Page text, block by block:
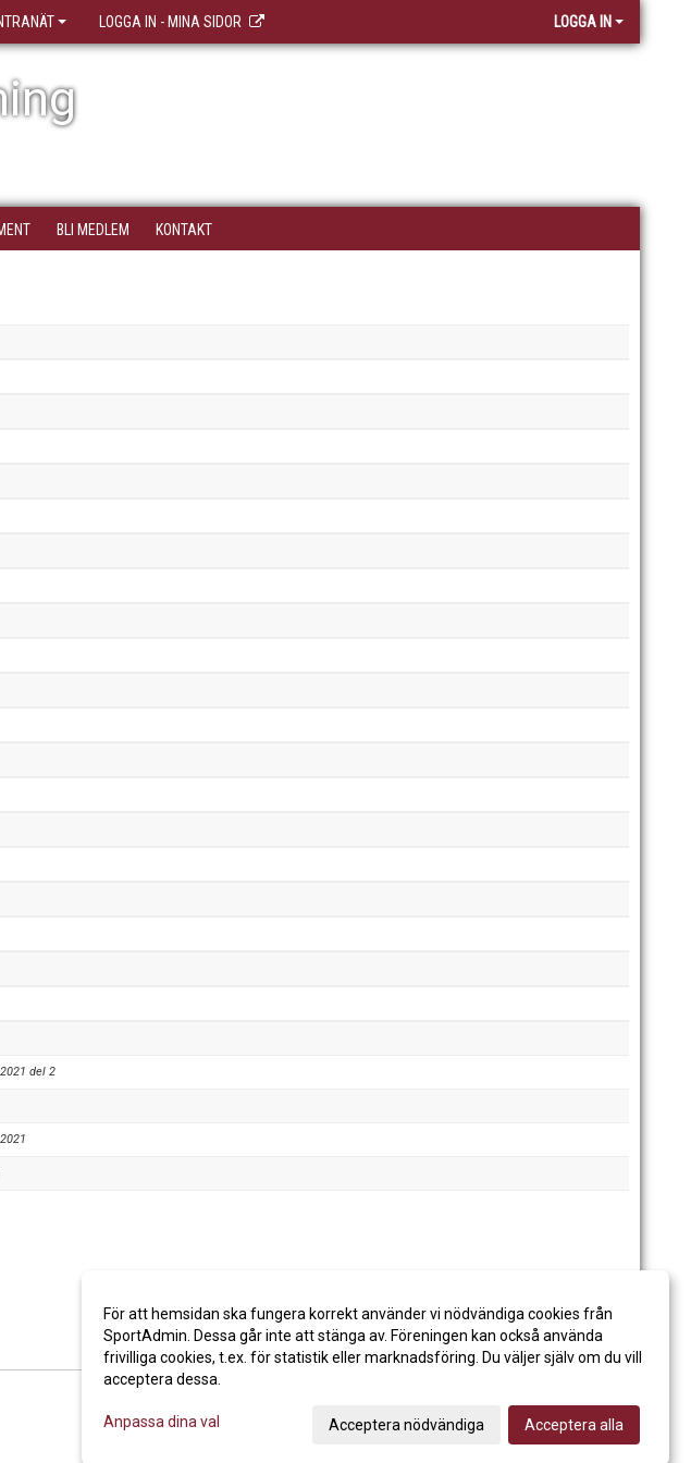
LOGGA IN - MINA SIDOR LOGGA IN
BLI MEDLEM KONTAKT
del 2
För att hemsidan ska fungera korrekt använder vi nödvändiga cookies från
SportAdmin. Dessa går inte att stänga av. Föreningen kan också använda
frivilliga cookies, t.ex. för statistik eller marknadsföring. Du väljer själv om du vill
acceptera dessa.
Anpassa dina val Acceptera nödvändiga Acceptera alla